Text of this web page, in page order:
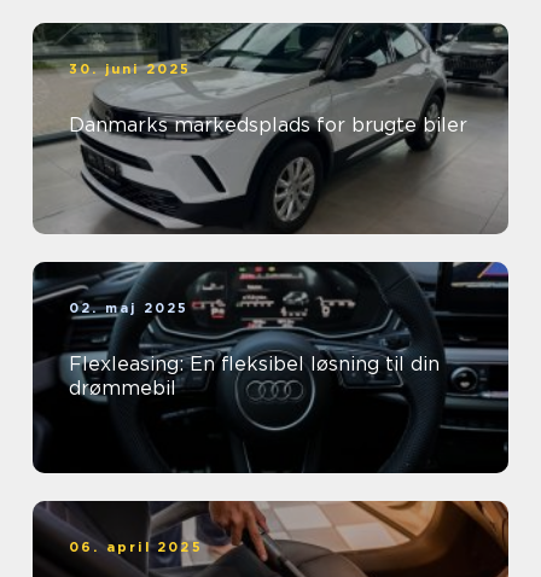
30. juni 2025
Danmarks markedsplads for brugte biler
02. maj 2025
Flexleasing: En fleksibel løsning til din
drømmebil
06. april 2025